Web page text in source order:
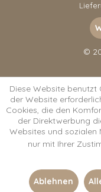
©
Diese Website benutzt
der Website
Cookies, die den
der Direktwerbung
Websites und sozialen
nur mit Ihrer
Ablehnen